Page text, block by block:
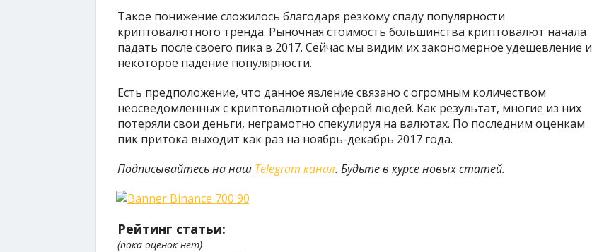
Такое понижение сложилось благодаря резкому спаду популярности
криптовалютного тренда. Рыночная стоимость большинства криптовалют начала
падать после своего пика в 2017. Сейчас мы видим их закономерное удешевление и
некоторое падение популярности.
Есть предположение, что данное явление связано с огромным количеством
неосведомленных с криптовалютной сферой людей. Как результат, многие из них
потеряли свои деньги, неграмотно спекулируя на валютах. По последним оценкам
пик притока выходит как раз на ноябрь-декабрь 2017 года.
Подписывайтесь на наш Telegram канал. Будьте в курсе новых статей.
Рейтинг статьи:
(пока оценок нет)